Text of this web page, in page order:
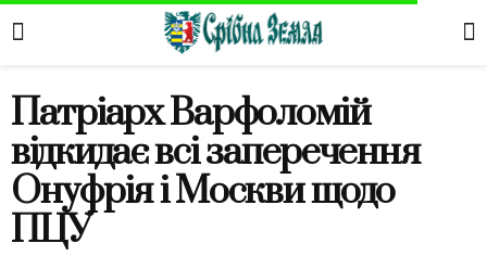
Патріарх Варфоломій
відкидає всі заперечення
Онуфрія і Москви щодо
ПЦУ